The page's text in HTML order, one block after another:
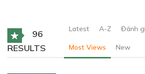
96
RESULTS
Latest A-Z Đánh
Most Views New